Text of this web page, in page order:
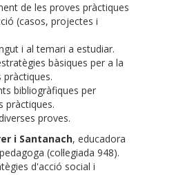
de les proves pràctiques
(casos, projectes i
i al temari a estudiar.
bàsiques per a la
pràctiques.
bibliogràfiques per
pràctiques.
proves.
i Santanach, educadora
(col·legiada 948).
d'acció social i